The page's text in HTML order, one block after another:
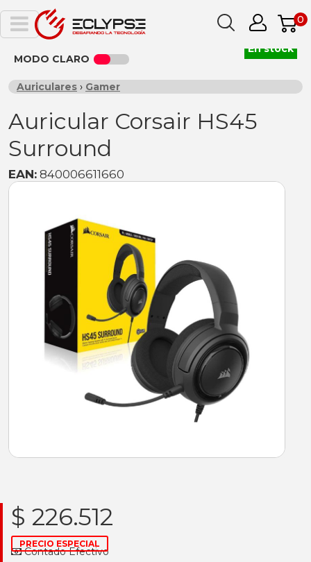
0
MODO CLARO
Auriculares › Gamer
Auricular Corsair HS45
Surround
EAN: 840006611660
$ 226.512
PRECIO ESPECIAL
Contado Efectivo
En stock